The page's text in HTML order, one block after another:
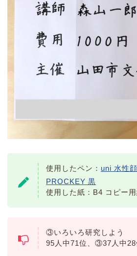
使用したペン： uni 水性
PROCKEY 黒
使用した紙：B4 コピー
③いろいろ研究しよう
95人中71位、③37人中28